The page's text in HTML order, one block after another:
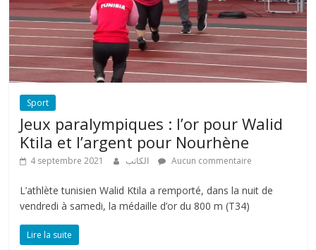
Sport
Jeux paralympiques : l’or pour Walid
Ktila et l’argent pour Nourhène
4 septembre 2021 Aucun commentaire
L’athlète tunisien Walid Ktila a remporté, dans la nuit de
vendredi à samedi, la médaille d’or du 800 m (T34)
Lire la suite